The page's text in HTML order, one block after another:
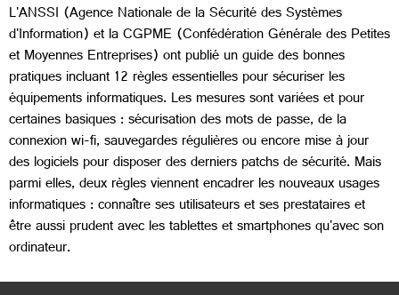
L'ANSSI (Agence Nationale de la Sécurité des Systèmes
d'Information) et la CGPME (Confédération Générale des Petites
et Moyennes Entreprises) ont publié un guide des bonnes
pratiques incluant 12 règles essentielles pour sécuriser les
équipements informatiques. Les mesures sont variées et pour
certaines basiques : sécurisation des mots de passe, de la
connexion wi-fi, sauvegardes régulières ou encore mise à jour
des logiciels pour disposer des derniers patchs de sécurité. Mais
parmi elles, deux règles viennent encadrer les nouveaux usages
informatiques :connaître ses utilisateurs et ses prestataires et
être aussi prudent avec les tablettes et smartphones qu'avec son
ordinateur.